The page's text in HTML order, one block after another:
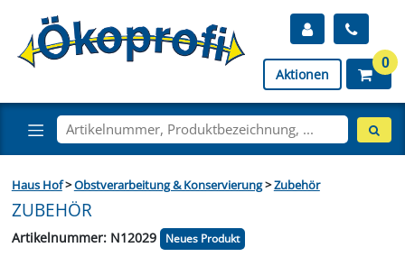
Aktionen
0
Haus Hof>Obstverarbeitung & Konservierung>Zubehör
ZUBEHÖR
Artikelnummer: N12029 Neues Produkt